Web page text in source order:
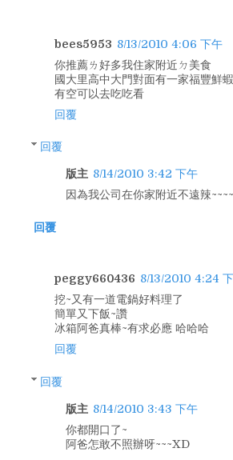
bees5953 8/13/2010 4:06 下午
你推薦ㄌ好多我住家附近ㄉ美食
國大里高中大門對面有一家福豐鮮
有空可以去吃吃看
回覆
回覆
版主 8/14/2010 3:42 下午
因為我公司在你家附近不遠辣~~~~^^
回覆
peggy660436 8/13/2010 4:24
挖~又有一道電鍋好料理了
簡單又下飯~讚
冰箱阿爸真棒~有求必應 哈哈哈
回覆
回覆
版主 8/14/2010 3:43 下午
你都開口了~
阿爸怎敢不照辦呀~~~XD